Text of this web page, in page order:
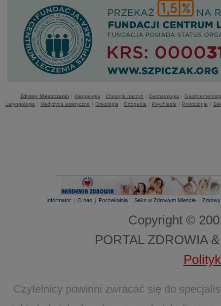
Zdrowy Mieszczanin | Alergologia | Chirurgia naczyń | Dermatologia |
Laryngologia | Medycyna estetyczna | Onkologia | Ortopedia | Psychiatria | Proktologia |
Informator | O nas | Poczekalnia | Seks w Zdrowym Mieście |
Copyright ©
PORTAL ZDROWIA
Czytelnicy powinni zwracać się do